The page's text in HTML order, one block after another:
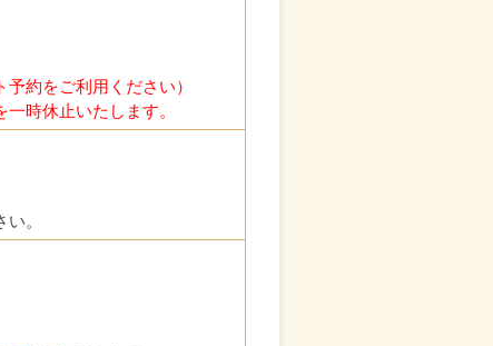
約をご利用ください）
時休止いたします。
。